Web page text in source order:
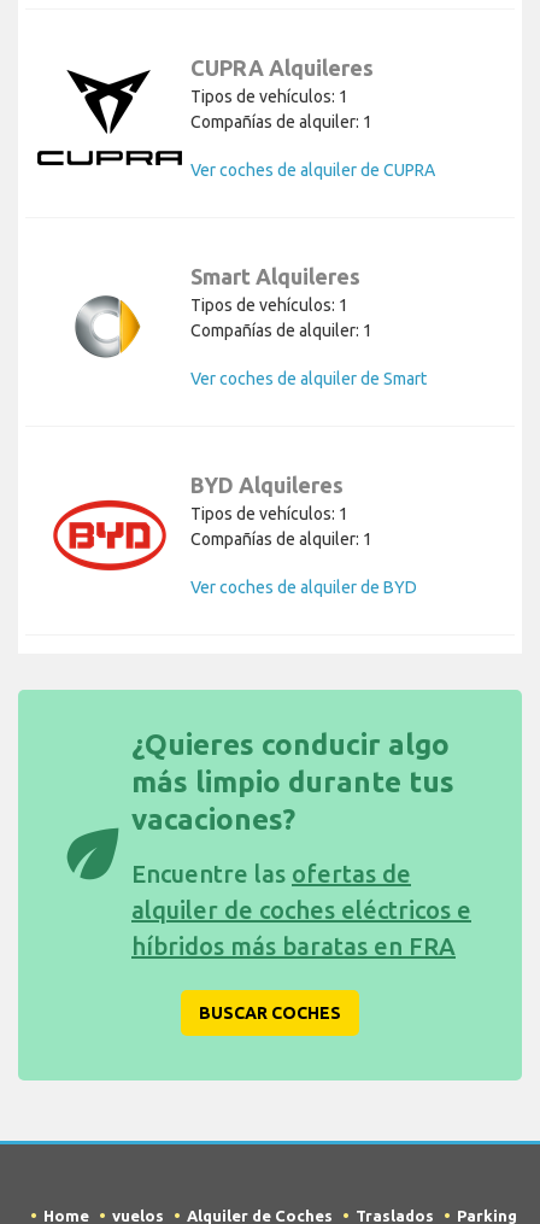
CUPRA Alquileres
Tipos de vehículos: 1
Compañías de alquiler: 1
Ver coches de alquiler de CUPRA
Smart Alquileres
Tipos de vehículos: 1
Compañías de alquiler: 1
Ver coches de alquiler de Smart
BYD Alquileres
Tipos de vehículos: 1
Compañías de alquiler: 1
Ver coches de alquiler de BYD
eco
¿Quieres conducir algo
más limpio durante tus
vacaciones?
Encuentre las ofertas de
alquiler de coches eléctricos e
híbridos más baratas en FRA
BUSCAR COCHES
Home vuelos Alquiler de Coches Traslados Parking